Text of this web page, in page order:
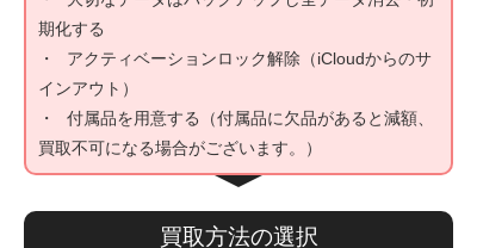
期化する
アクティベーションロック解除（iCloudからのサ
インアウト）
付属品を用意する（付属品に欠品があると減額、
買取不可になる場合がございます。）
買取方法の選択